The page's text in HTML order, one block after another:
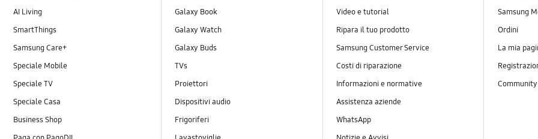
AI Living
SmartThings
Samsung Care+
Speciale Mobile
Speciale TV
Speciale Casa
Business Shop
Galaxy Book
Galaxy Watch
Galaxy Buds
TVs
Proiettori
Dispositivi audio
Frigoriferi
Video e tutorial
Ripara il tuo prodotto
Samsung Customer Service
Costi di riparazione
Informazioni e normative
Assistenza aziende
WhatsApp
Samsung
Ordini
La mia
Community